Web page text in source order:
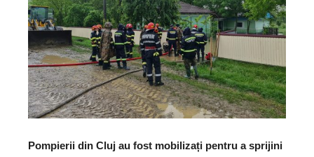
Pompierii din Cluj au fost mobilizați pentru a sprijini